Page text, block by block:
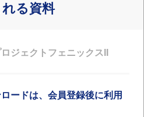
る資料
ジェクトフェニックスII
ードは、会員登録後に利用